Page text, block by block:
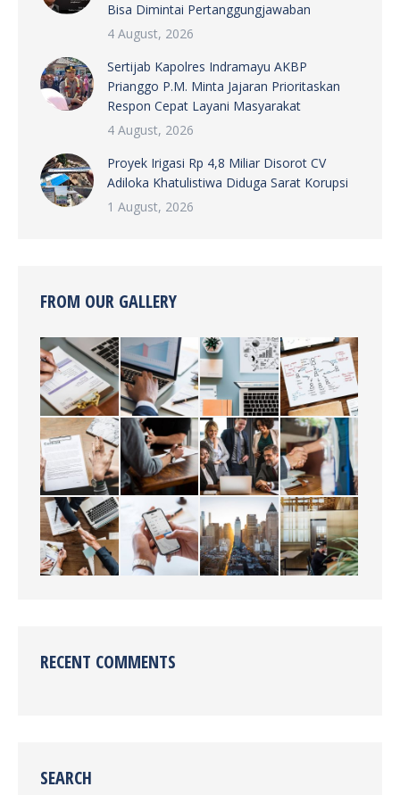
Bisa Dimintai Pertanggungjawaban
4 August, 2026
Sertijab Kapolres Indramayu AKBP
Prianggo P.M. Minta Jajaran Prioritaskan
Respon Cepat Layani Masyarakat
4 August, 2026
Proyek Irigasi Rp 4,8 Miliar Disorot CV
Adiloka Khatulistiwa Diduga Sarat Korupsi
1 August, 2026
FROM OUR GALLERY
RECENT COMMENTS
SEARCH